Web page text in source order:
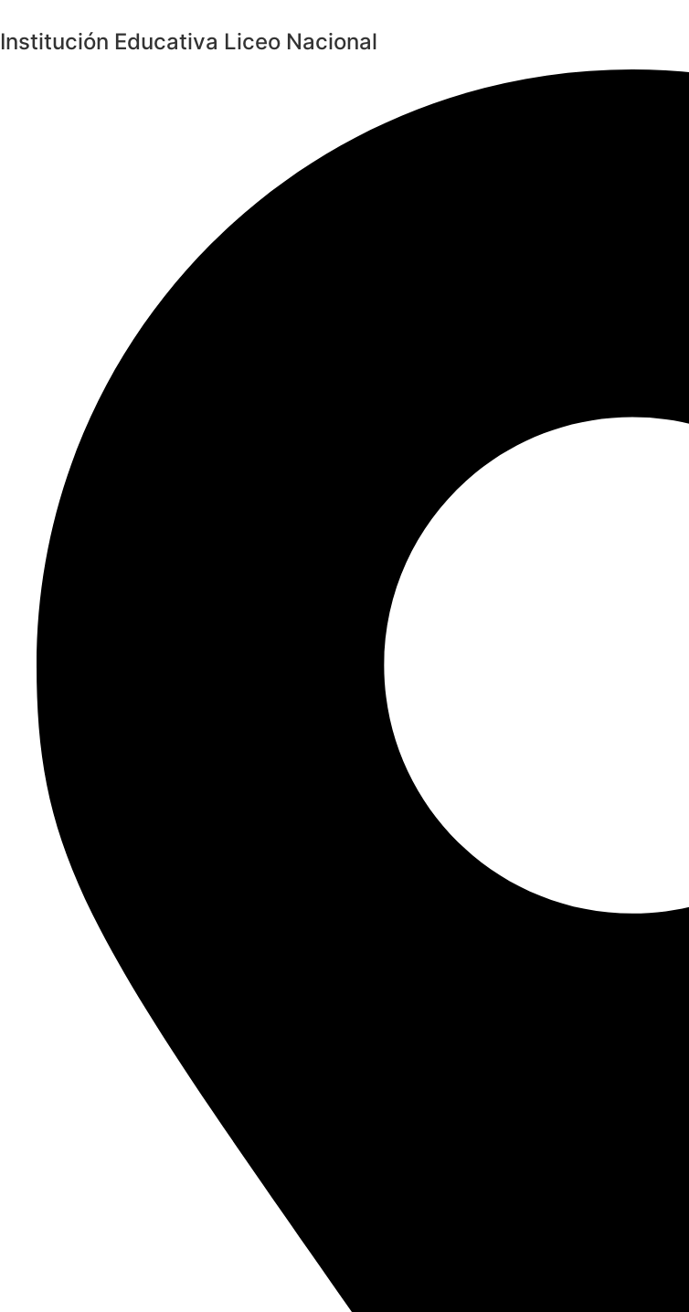
al
contenido
Institución Educativa Liceo Nacional